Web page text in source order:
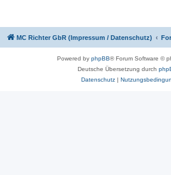
MC Richter GbR (Impressum / Datenschutz)
Powered by phpBB® Forum Software ©
Deutsche Übersetzung durch
Datenschutz|